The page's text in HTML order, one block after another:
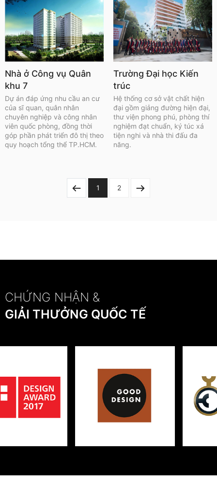
Nhà ở Công vụ Quân
khu 7
Dự án đáp ứng nhu cầu an cư
của sĩ quan, quân nhân
chuyên nghiệp và công nhân
viên quốc phòng, đồng thời
góp phần phát triển đô thị theo
quy hoạch tổng thể TP.HCM.
Trường Đại học Kiến
trúc
Hệ thống cơ sở vật chất hiện
đại gồm giảng đường hiện đại,
thư viện phong phú, phòng thí
nghiệm đạt chuẩn, ký túc xá
tiện nghi và nhà thi đấu đa
năng.
1 2
CHỨNG NHẬN &
GIẢI THƯỞNG QUỐC TẾ